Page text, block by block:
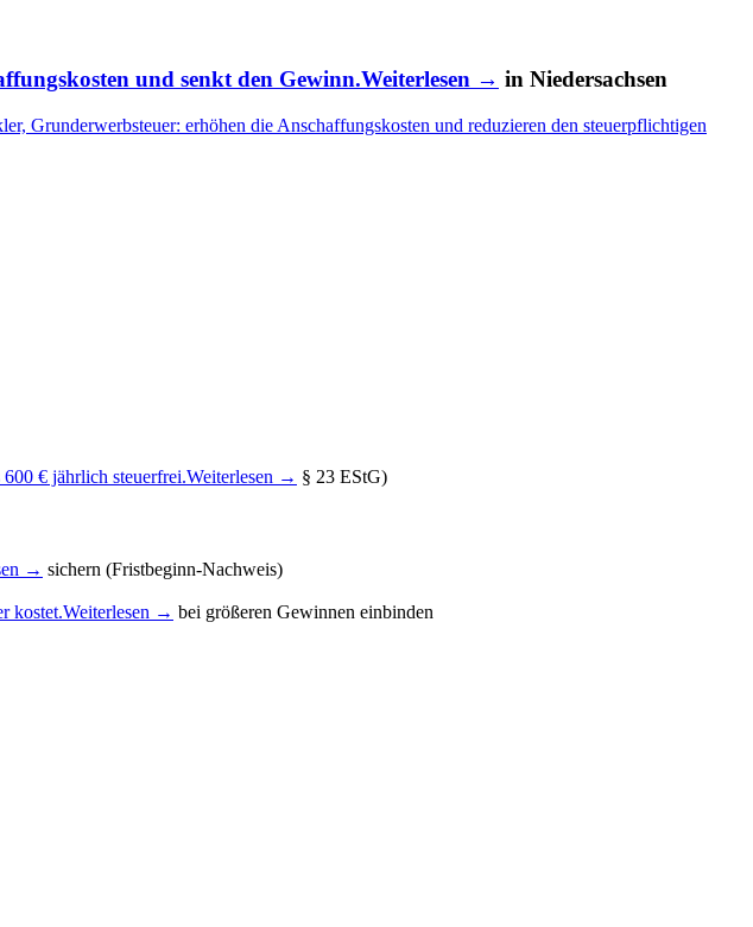
und senkt den Gewinn.Weiterlesen → in Niedersachsen
Grunderwerbsteuer: erhöhen die Anschaffungskosten und reduzieren den steuerpflichtigen
€ jährlich steuerfrei.Weiterlesen → § 23 EStG)
→ sichern (Fristbeginn-Nachweis)
kostet.Weiterlesen → bei größeren Gewinnen einbinden